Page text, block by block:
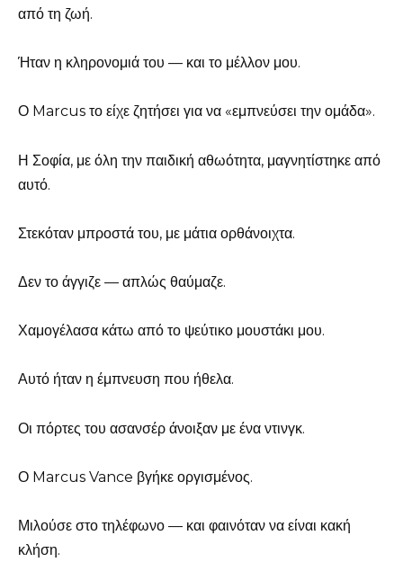
από τη ζωή.
Ήταν η κληρονομιά του — και το μέλλον μου.
Ο Marcus το είχε ζητήσει για να «εμπνεύσει την ομάδα».
Η Σοφία, με όλη την παιδική αθωότητα, μαγνητίστηκε από
αυτό.
Στεκόταν μπροστά του, με μάτια ορθάνοιχτα.
Δεν το άγγιζε — απλώς θαύμαζε.
Χαμογέλασα κάτω από το ψεύτικο μουστάκι μου.
Αυτό ήταν η έμπνευση που ήθελα.
Οι πόρτες του ασανσέρ άνοιξαν με ένα ντινγκ.
Ο Marcus Vance βγήκε οργισμένος.
Μιλούσε στο τηλέφωνο — και φαινόταν να είναι κακή
κλήση.